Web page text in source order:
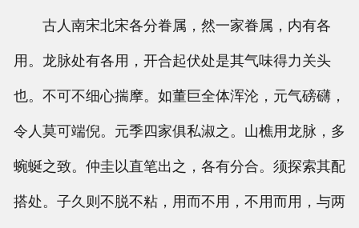
古人南宋北宋各分眷属，然一家眷属，内有各
用。龙脉处有各用，开合起伏处是其气味得力关头
也。不可不细心揣摩。如董巨全体浑沦，元气磅礴，
令人莫可端倪。元季四家俱私淑之。山樵用龙脉，多
蜿蜒之致。仲圭以直笔出之，各有分合。须探索其配
搭处。子久则不脱不粘，用而不用，不用而用，与两